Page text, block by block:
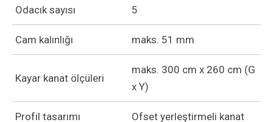
Odacık sayısı 5
Cam kalınlığı maks. 51 mm
Kayar kanat ölçüleri
maks. 300 cm x 260 cm (G
x Y)
Profil tasarımı Ofset yerleştirmeli kanat